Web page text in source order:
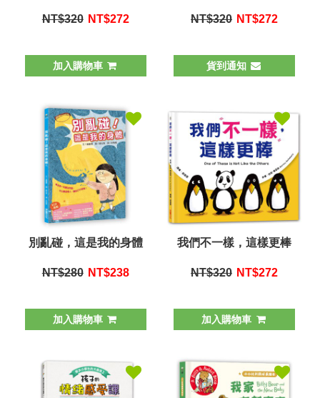
NT$320 NT$272
加入購物車
NT$320 NT$272
貨到通知
別亂碰，這是我的身體
NT$280 NT$238
加入購物車
我們不一樣，這樣更棒
NT$320 NT$272
加入購物車